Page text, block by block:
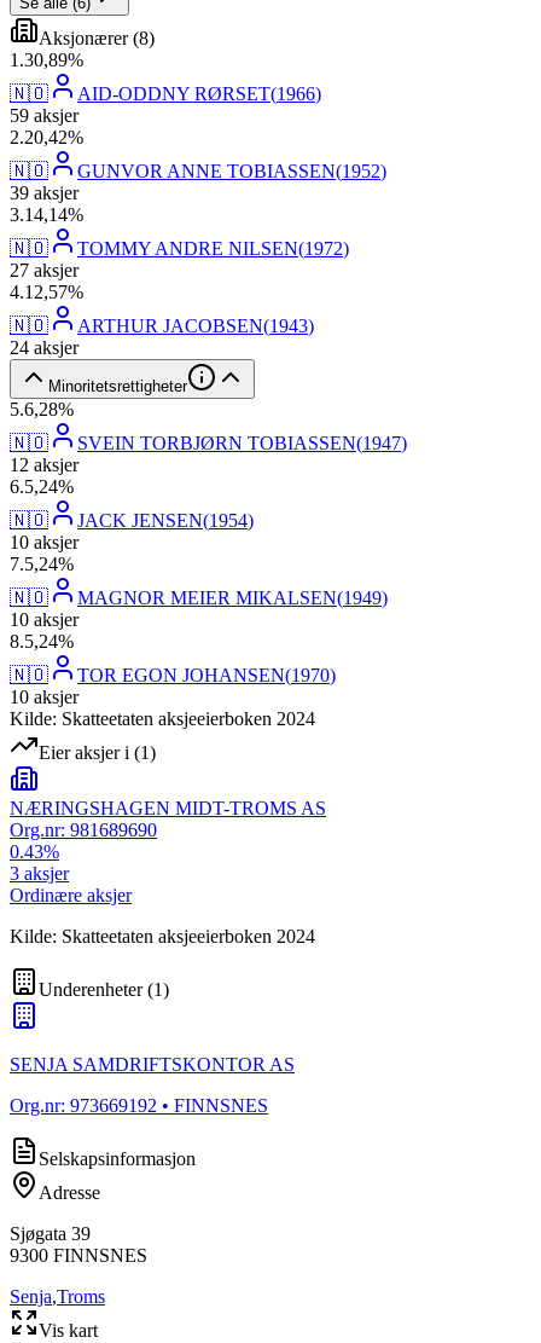
Aksjonærer(8)
1 .30,89%
🇳🇴
AID-ODDNY RØRSET(1966)
59 aksjer
2.20,42%
🇳🇴
GUNVOR ANNE TOBIASSEN(1952)
39 aksjer
3.14,14%
🇳🇴
TOMMY ANDRE NILSEN(1972)
27 aksjer
4.12,57%
🇳🇴
ARTHUR JACOBSEN(1943)
24 aksjer
Minoritetsrettigheter
5.6,28%
🇳🇴
SVEIN TORBJØRN TOBIASSEN(1947)
12 aksjer
6.5,24%
🇳🇴
JACK JENSEN(1954)
10 aksjer
7.5,24%
🇳🇴
MAGNOR MEIER MIKALSEN(1949)
10 aksjer
8.5,24%
🇳🇴
TOR EGON JOHANSEN(1970)
10 aksjer
Kilde: Skatteetaten aksjeeierboken 2024
Eier aksjer i (1)
NÆRINGSHAGEN MIDT-TROMS AS
Org.nr: 981689690
0.43%
3 aksjer
Ordinære aksjer
Kilde: Skatteetaten aksjeeierboken 2024
Underenheter(1)
SENJA SAMDRIFTSKONTOR AS
Org.nr: 973669192 • FINNSNES
Selskapsinformasjon
Adresse
Sjøgata 39
9300 FINNSNES
Senja,Troms
Vis kart